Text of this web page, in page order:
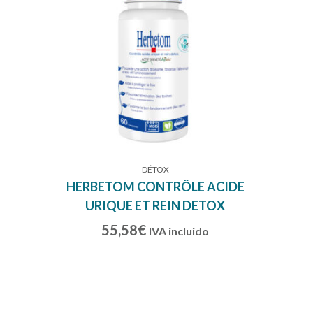
DÉTOX
HERBETOM CONTRÔLE ACIDE
URIQUE ET REIN DETOX
55,58€ IVA incluido